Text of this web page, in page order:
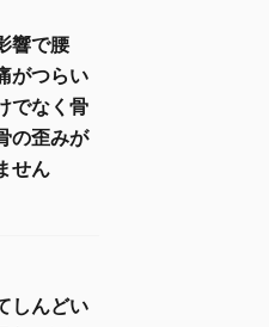
響で腰
がつらい
でなく骨
の歪みが
せん
しんどい